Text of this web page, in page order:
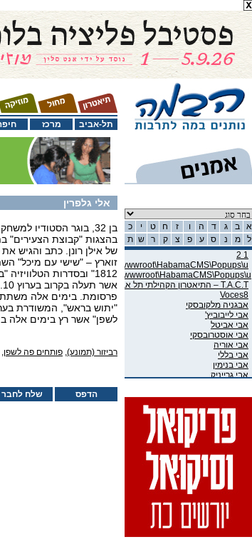
מרכז תל-אביב
אלי גלפרין
בן 32, בוגר הסטודיו
בהצגות "קבוצת הצעירים"
של אילן רונן. כתב והגיש
זוארץ – "שישי עם מיכל"
1812" ובסדרות
פרסומת. בימים אלה
לשפן" אשר רץ בימים אלה
רביזור (תמונע), פותחים פה לשפן,
שלח לחבר הדפס
כ י ט ח ז ו ה ד ג ב
א
ת ש ר ק צ פ ע ס נ מ
ל
1 2
C:\domains\habama.co.il\wwwroot\HabamaCMS\Popups\u
C:\domains\habama.co.il\wwwroot\HabamaCMS\Popups\u
T.A.C.T – התיאטרון הקהילתי תל אביב
Voces8
אבגניה מלקובסקי
אבי לייבוביץ'
אבי אביטל
אבי אוסטרובסקי
אבי אוריה
אבי בללי
אבי בנימין
אבי גרייניק
אבי טרמין
אבי פניני
אבי קושניר
אבי שושני
אבי שכוי
אבי אליאס
אבי גיבסון בר-אל
אביב רון
אביגיל ארד
אביה בן דוד
אביה קופלמן